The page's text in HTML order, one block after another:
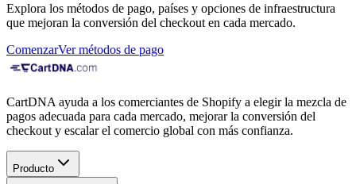
Explora los métodos de pago, países y opciones de infraestructura
que mejoran la conversión del checkout en cada mercado.
ComenzarVer métodos de pago
CartDNA ayuda a los comerciantes de Shopify a elegir la mezcla de
pagos adecuada para cada mercado, mejorar la conversión del
checkout y escalar el comercio global con más confianza.
Producto